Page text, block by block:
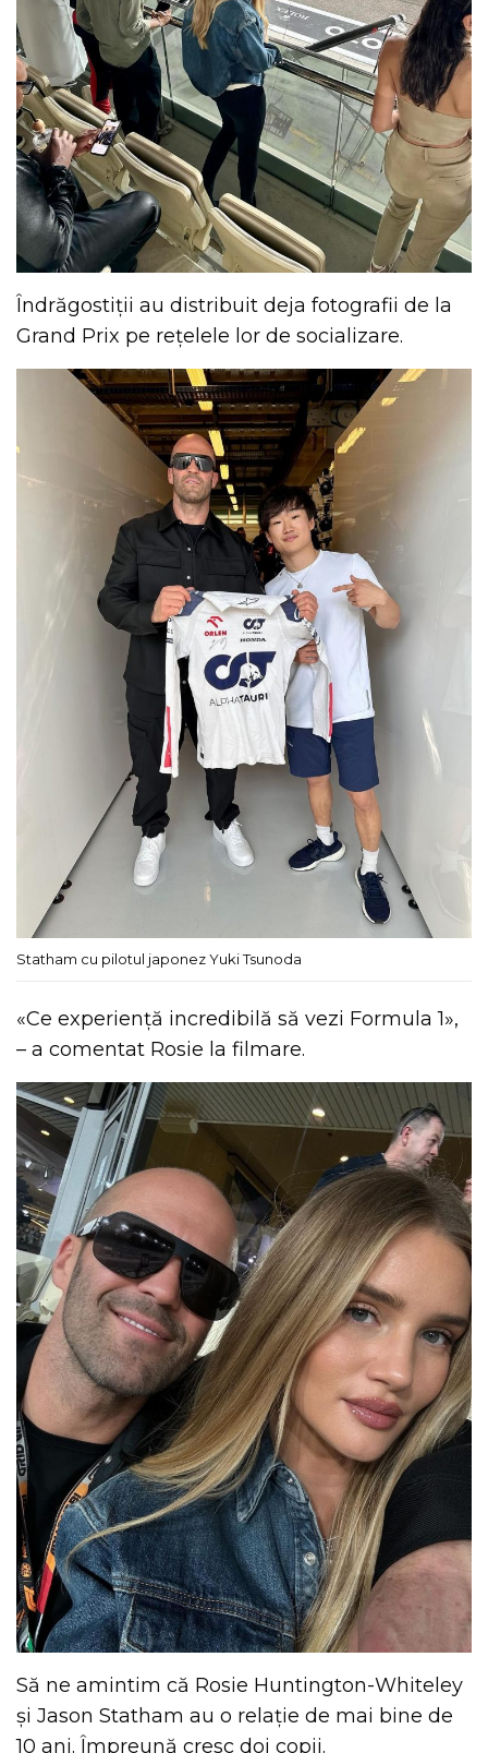
Îndrăgostiții au distribuit deja fotografii de la
Grand Prix pe rețelele lor de socializare.
Statham cu pilotul japonez Yuki Tsunoda
«Ce experiență incredibilă să vezi Formula 1»,
– a comentat Rosie la filmare.
Să ne amintim că Rosie Huntington-Whiteley
și Jason Statham au o relație de mai bine de
10 ani. Împreună cresc doi copii.